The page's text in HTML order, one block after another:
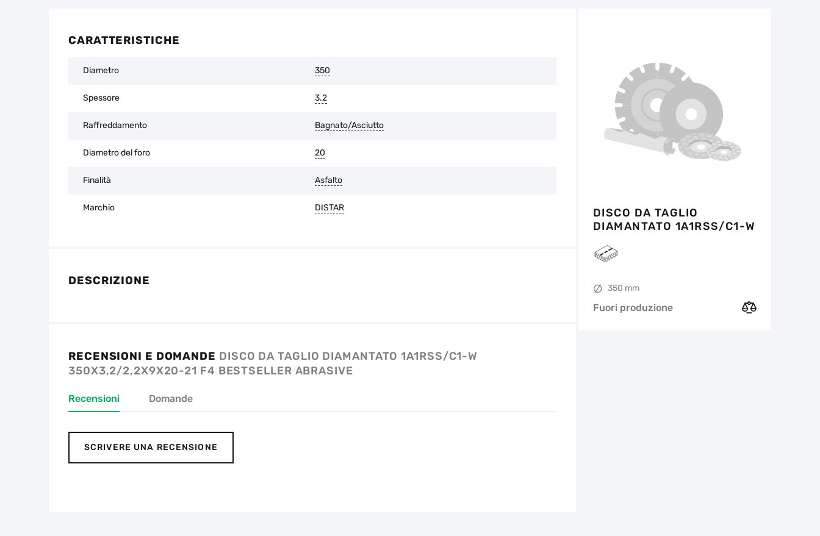
CARATTERISTICHE
Diametro 350
Spessore 3.2
Raffreddamento Bagnato/Asciutto
Diametro del foro 20
Finalità Asfalto
Marchio DISTAR
DESCRIZIONE
RECENSIONI E DOMANDE DISCO DA TAGLIO DIAMANTATO 1A1RSS/C1-W
350X3,2/2,2X9X20-21 F4 BESTSELLER ABRASIVE
Recensioni Domande
SCRIVERE UNA RECENSIONE
DISCO DA TAGLIO
DIAMANTATO 1A1RSS/C1-W
BESTSELLER ABRASIVE
350 mm
Fuori produzione